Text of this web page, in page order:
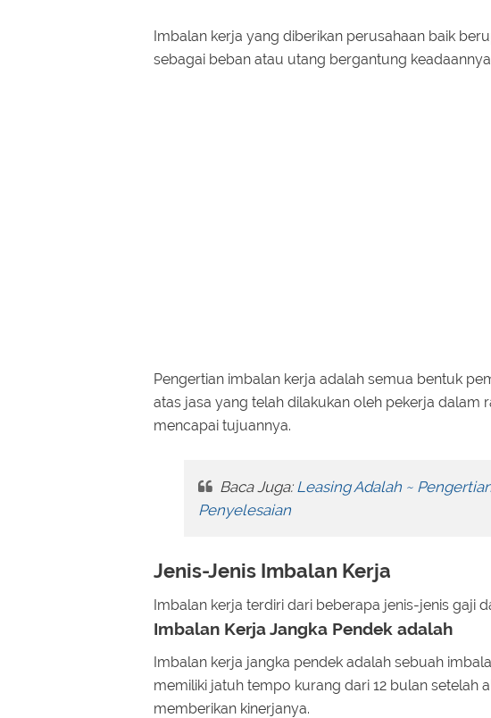
Imbalan kerja yang diberikan perusahaan baik
sebagai beban atau utang bergantung
Pengertian imbalan kerja adalah semua bentuk
atas jasa yang telah dilakukan oleh pekerja dalam
mencapai tujuannya.
Baca Juga: Leasing Adalah ~
Penyelesaian
Jenis-Jenis Imbalan Kerja
Imbalan kerja terdiri dari beberapa jenis-jenis gaji
Imbalan Kerja Jangka Pendek adalah
Imbalan kerja jangka pendek adalah sebuah
memiliki jatuh tempo kurang dari 12 bulan setelah
memberikan kinerjanya.